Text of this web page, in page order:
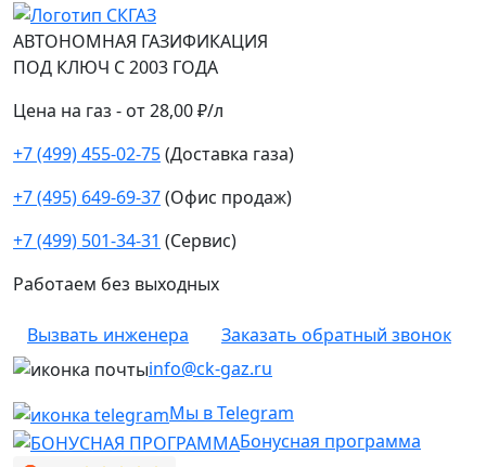
АВТОНОМНАЯ ГАЗИФИКАЦИЯ
ПОД КЛЮЧ С 2003 ГОДА
Цена на газ - от 28,00 ₽/л
+7 (499) 455-02-75(Доставка газа)
+7 (495) 649-69-37(Офис продаж)
+7 (499) 501-34-31 (Сервис)
Работаем без выходных
Вызвать инженера
Заказать обратный звонок
info@ck-gaz.ru
Мы в Telegram
Бонусная программа